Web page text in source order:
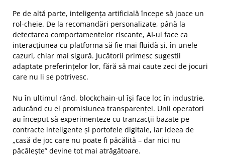
Pe de altă parte, inteligența artificială începe să joace un
rol-cheie. De la recomandări personalizate, până la
detectarea comportamentelor riscante, AI-ul face ca
interacțiunea cu platforma să fie mai fluidă și, în unele
cazuri, chiar mai sigură. Jucătorii primesc sugestii
adaptate preferințelor lor, fără să mai caute zeci de jocuri
care nu li se potrivesc.
Nu în ultimul rând, blockchain-ul își face loc în industrie,
aducând cu el promisiunea transparenței. Unii operatori
au început să experimenteze cu tranzacții bazate pe
contracte inteligente și portofele digitale, iar ideea de
„casă de joc care nu poate fi păcălită – dar nici nu
păcălește” devine tot mai atrăgătoare.